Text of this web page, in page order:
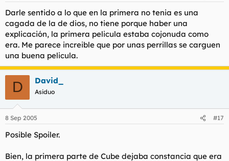
Darle sentido a lo que en la primera no tenia es una
cagada de la de dios, no tiene porque haber una
explicación, la primera pelicula estaba cojonuda como
era. Me parece increible que por unas perrillas se carguen
una buena pelicula.
D David_
Asiduo
8 Sep 2005 #17
Posible Spoiler.
Bien, la primera parte de Cube dejaba constancia que era